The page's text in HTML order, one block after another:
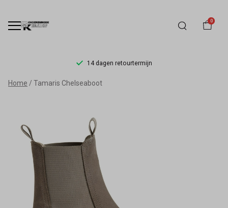
0
14 dagen retourtermijn
Tamaris
25491-
41-
200
Home Tamaris Chelseaboot